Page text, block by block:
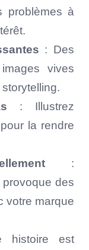
problèmes à
: Des
vives
: Illustrez
la rendre
:
des
votre marque
histoire est